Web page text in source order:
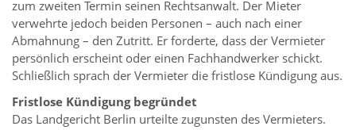
zum zweiten Termin seinen Rechtsanwalt. Der Mieter
verwehrte jedoch beiden Personen – auch nach einer
Abmahnung – den Zutritt. Er forderte, dass der Vermieter
persönlich erscheint oder einen Fachhandwerker schickt.
Schließlich sprach der Vermieter die fristlose Kündigung aus.
Fristlose Kündigung begründet
Das Landgericht Berlin urteilte zugunsten des Vermieters.